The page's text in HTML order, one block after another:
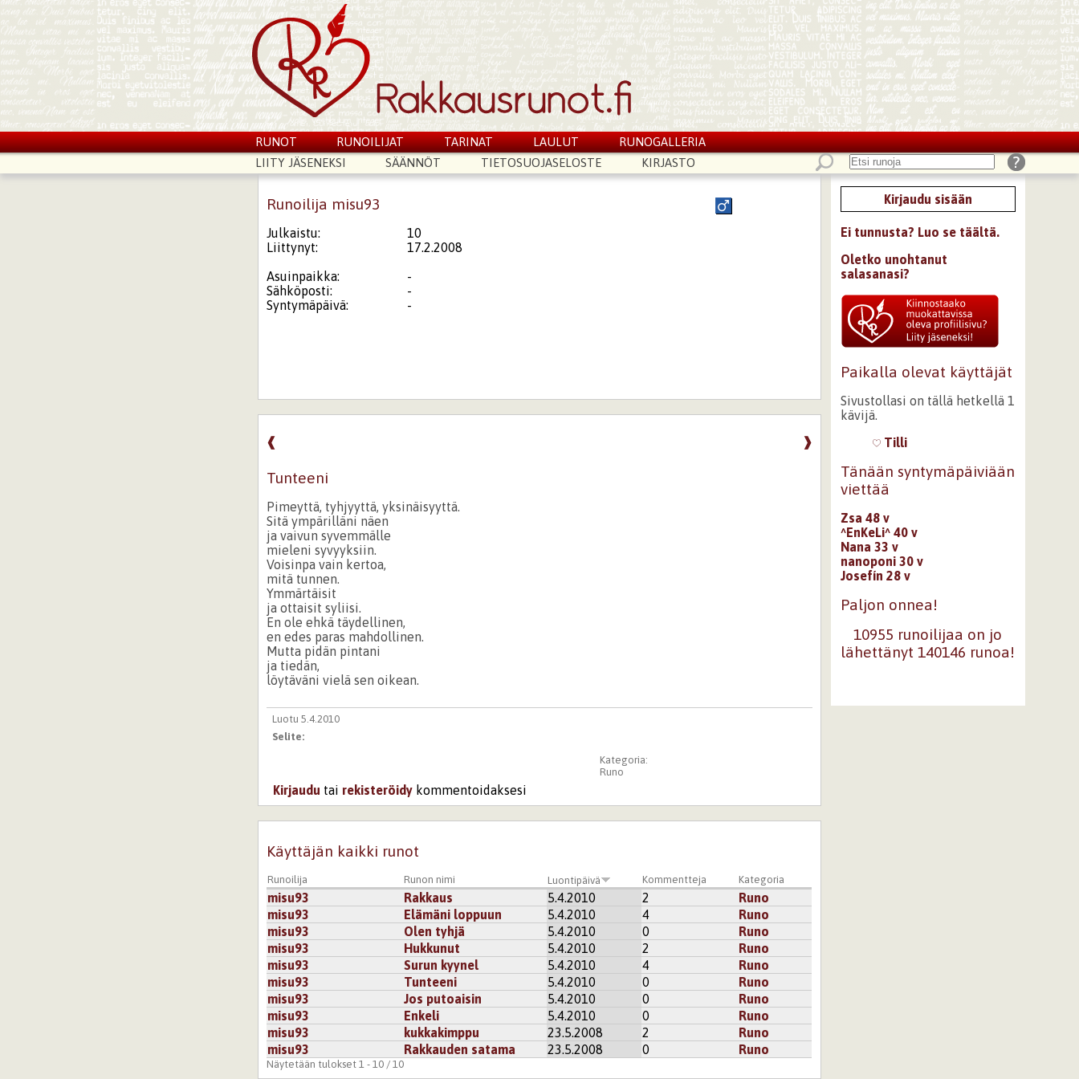
RUNOT RUNOILIJAT TARINAT LAULUT
RUNOGALLERIA
LIITY JÄSENEKSI
SÄÄNNÖT TIETOSUOJASELOSTE KIRJASTO
Runoilija misu93
Julkaistu:
10
Liittynyt:
17.2.2008
Asuinpaikka:
-
Sähköposti:
-
Syntymäpäivä:
-
❱
❰
Tunteeni
Pimeyttä, tyhjyyttä, yksinäisyyttä.
Sitä ympärilläni näen
ja vaivun syvemmälle
mieleni syvyyksiin.
Voisinpa vain kertoa,
mitä tunnen.
Ymmärtäisit
ja ottaisit syliisi.
En ole ehkä täydellinen,
en edes paras mahdollinen.
Mutta pidän pintani
ja tiedän,
löytäväni vielä sen oikean.
Luotu 5.4.2010
Selite:
Kategoria:
Runo
Kirjaudu tai rekisteröidy kommentoidaksesi
Käyttäjän kaikki runot
Runoilija Runon nimi Luontipäivä Kommentteja Kategoria
misu93 Rakkaus 5.4.2010 2
Runo
misu93
Elämäni loppuun 5.4.2010 4
Runo
misu93
Olen tyhjä 5.4.2010 0
Runo
misu93
Hukkunut 5.4.2010 2
Runo
misu93
Surun kyynel 5.4.2010 4
Runo
misu93
Tunteeni 5.4.2010 0
Runo
misu93
Jos putoaisin 5.4.2010 0
Runo
misu93
Enkeli 5.4.2010 0
Runo
misu93
kukkakimppu 23.5.2008 2
Runo
misu93
Rakkauden satama 23.5.2008 0 Runo
Näytetään tulokset 1 - 10 / 10
Kirjaudu sisään
Ei tunnusta? Luo se täältä.
Oletko unohtanut
salasanasi?
Paikalla olevat käyttäjät
Sivustollasi on tällä hetkellä 1
kävijä.
Tilli
Tänään syntymäpäiviään
viettää
Zsa 48 v
^EnKeLi^ 40 v
Nana 33 v
nanoponi 30 v
Josefín 28 v
Paljon onnea!
10955 runoilijaa on jo
lähettänyt 140146 runoa!